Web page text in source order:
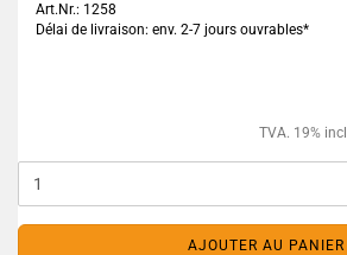
Art.Nr.: 1258
Délai de livraison: env. 2-7 jours ouvrables*
TVA. 19%
AJOUTER AU PANIER